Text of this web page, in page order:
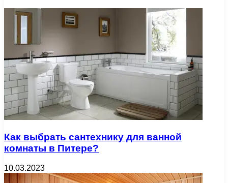
Как выбрать сантехнику для ванной
комнаты в Питере?
10.03.2023